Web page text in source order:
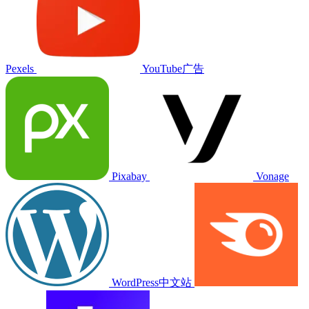
Pexels YouTube广告
Pixabay Vonage
WordPress中文站